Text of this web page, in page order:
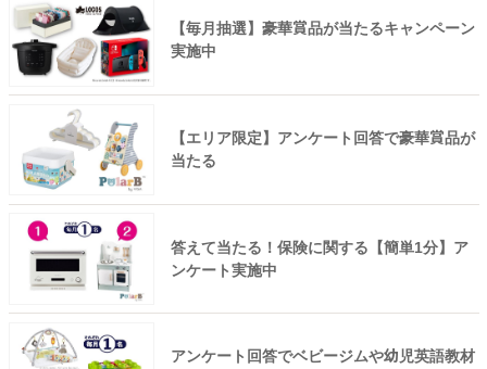
【毎月抽選】豪華賞品が当たるキャンペーン
実施中
【エリア限定】アンケート回答で豪華賞品が
当たる
答えて当たる！保険に関する【簡単1分】ア
ンケート実施中
アンケート回答でベビージムや幼児英語教材